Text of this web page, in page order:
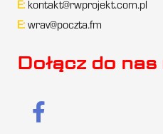
E: kontakt@rwprojekt.com.pl
E: wrav@poczta.fm
Dołącz do